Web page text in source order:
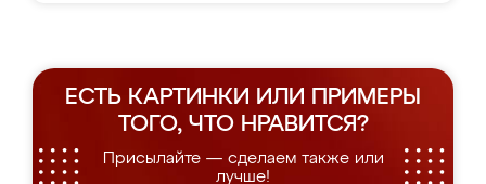
ЕСТЬ КАРТИНКИ ИЛИ ПРИМЕРЫ
ТОГО, ЧТО НРАВИТСЯ?
Присылайте — сделаем также или
лучше!